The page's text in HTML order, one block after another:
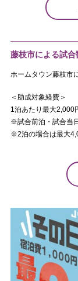
藤枝市による試
ホームタウン藤枝市
＜助成対象経費＞
1泊あたり最大2,000
※試合前泊・試合当
※2泊の場合は最大